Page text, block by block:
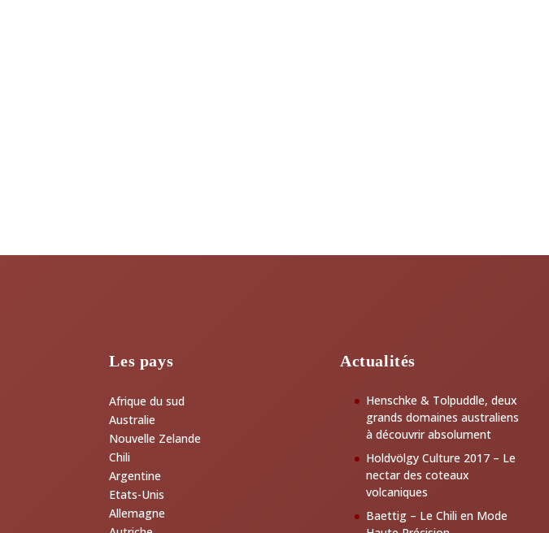
Les pays
Afrique du sud
Australie
Nouvelle Zelande
Chili
Argentine
Etats-Unis
Allemagne
Actualités
Henschke & Tolpuddle, deux
grands domaines australiens
à découvrir absolument
Holdvölgy Culture 2017 – Le
nectar des coteaux
volcaniques
Baettig – Le Chili en Mode